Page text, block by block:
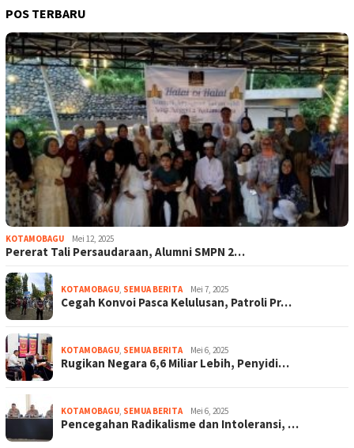
POS TERBARU
KOTAMOBAGU Mei 12, 2025
Pererat Tali Persaudaraan, Alumni SMPN 2…
KOTAMOBAGU SEMUA BERITA Mei 7, 2025
Cegah Konvoi Pasca Kelulusan, Patroli Pr…
KOTAMOBAGU SEMUA BERITA Mei 6, 2025
Rugikan Negara 6,6 Miliar Lebih, Penyidi…
KOTAMOBAGU SEMUA BERITA Mei 6, 2025
Pencegahan Radikalisme dan Intoleransi, …